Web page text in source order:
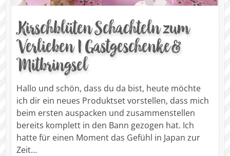
Kirschblüten Schachteln zum
Verlieben | Gastgeschenke &
Mitbringsel
Hallo und schön, dass du da bist, heute möchte
ich dir ein neues Produktset vorstellen, dass mich
beim ersten auspacken und zusammenstellen
bereits komplett in den Bann gezogen hat. Ich
hatte für einen Moment das Gefühl in Japan zur
Zeit…